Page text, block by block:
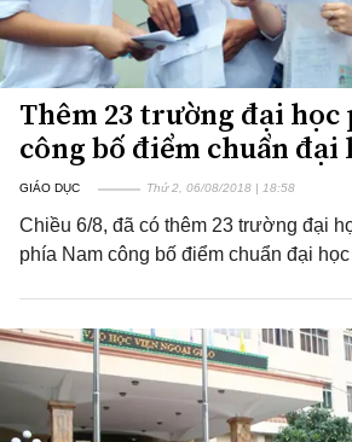
Thêm 23 trường đại học
công bố điểm chuẩn đại
GIÁO DỤC Thứ 2, 06/08/2018 | 18:58
Chiều 6/8, đã có thêm 23 trường đại
phía Nam công bố điểm chuẩn đại